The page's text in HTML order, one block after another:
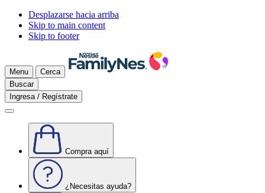
Desplazarse hacia arriba
Skip to main content
Skip to footer
Menu
Cerca
Buscar
Ingresa / Regístrate
Compra aquí
¿Necesitas ayuda?